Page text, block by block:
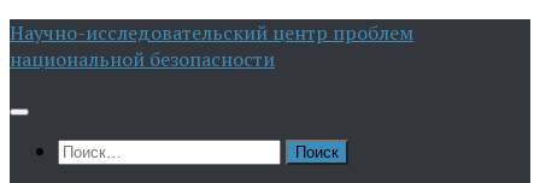
Перейти
к
Научно-исследовательский центр проблем
национальной безопасности
Найти: